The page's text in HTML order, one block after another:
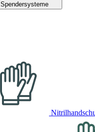
Spendersysteme